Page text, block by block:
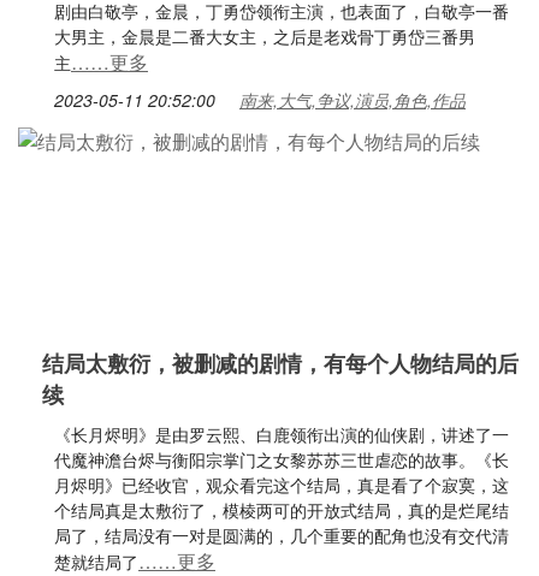
剧由白敬亭，金晨，丁勇岱领衔主演，也表面了，白敬亭一番
大男主，金晨是二番大女主，之后是老戏骨丁勇岱三番男
主……更多
2023-05-11 20:52:00 南来,大气,争议,演员,角色,作品
结局太敷衍，被删减的剧情，有每个人物结局的后
续
《长月烬明》是由罗云熙、白鹿领衔出演的仙侠剧，讲述了一
代魔神澹台烬与衡阳宗掌门之女黎苏苏三世虐恋的故事。《长
月烬明》已经收官，观众看完这个结局，真是看了个寂寞，这
个结局真是太敷衍了，模棱两可的开放式结局，真的是烂尾结
局了，结局没有一对是圆满的，几个重要的配角也没有交代清
楚就结局了……更多